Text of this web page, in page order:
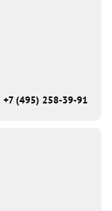
+7 (495) 258-39-91